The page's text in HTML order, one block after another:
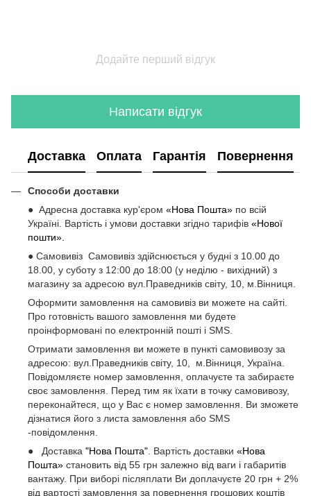
Додайте перший відгук
Написати відгук
Доставка Оплата Гарантія Повернення
Способи доставки
● Адресна доставка кур'єром «Нова Пошта» по всій
Україні. Вартість і умови доставки згідно тарифів «Нової
пошти».
● Самовивіз Самовивіз здійснюється у будні з 10.00 до
18.00, у суботу з 12:00 до 18:00 (у неділю - вихідний) з
магазину за адресою вул.Праведників світу, 10, м.Вінниця.
Оформити замовлення на самовивіз ви можете на сайті.
Про готовність вашого замовлення ми будете
проінформовані по електронній пошті і SMS.
Отримати замовлення ви можете в пункті самовивозу за
адресою: вул.Праведників світу, 10, м.Вінниця, Україна.
Повідомляєте номер замовлення, оплачуєте та забираєте
своє замовлення. Перед тим як їхати в точку самовивозу,
переконайтеся, що у Вас є номер замовлення. Ви зможете
дізнатися його з листа замовлення або SMS
-повідомлення.
● Доставка "Нова Пошта". Вартість доставки «Нова
Пошта» становить від 55 грн залежно від ваги і габаритів
вантажу. При виборі післяплати Ви доплачуєте 20 грн + 2%
від вартості замовлення за повернення грошових коштів